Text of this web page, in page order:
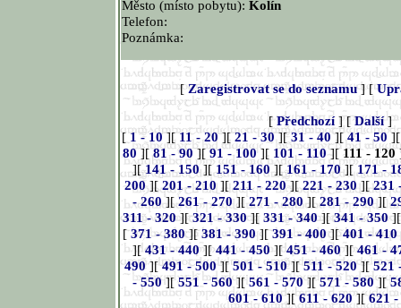
Město (místo pobytu): Kolín
Telefon:
Poznámka:
[Zaregistrovat se do seznamu] [
[Předchozí] [Další]
[1 - 10][11 - 20][21 - 30][31 - 40][41 - 50
80][81 - 90][91 - 100][ 101 - 110][111 - 120
][141 - 150][151 - 160][161 - 170][171 -
200][201 - 210][211 - 220][221 - 230][231
- 260][261 - 270][271 - 280][281 - 290][
311 - 320][321 - 330][ 331 - 340][341 - 350
[371 - 380][381 - 390][391 - 400][401 - 410
][431 - 440][441 - 450][451 - 460][461 -
490][491 - 500][501 - 510][511 - 520][521
- 550][551 - 560][561 - 570][571 - 580][
601 - 610][611 - 620][621